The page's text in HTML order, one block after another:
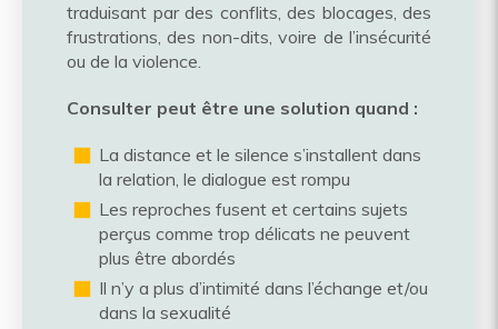
traduisant par des conflits, des blocages, des
frustrations, des non-dits, voire de l’insécurité
ou de la violence.
Consulter peut être une solution quand :
La distance et le silence s’installent dans
la relation, le dialogue est rompu
Les reproches fusent et certains sujets
perçus comme trop délicats ne peuvent
plus être abordés
Il n’y a plus d’intimité dans l’échange et/ou
dans la sexualité